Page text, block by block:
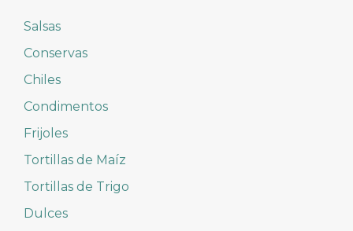
Salsas
Conservas
Chiles
Condimentos
Frijoles
Tortillas de Maíz
Tortillas de Trigo
Dulces